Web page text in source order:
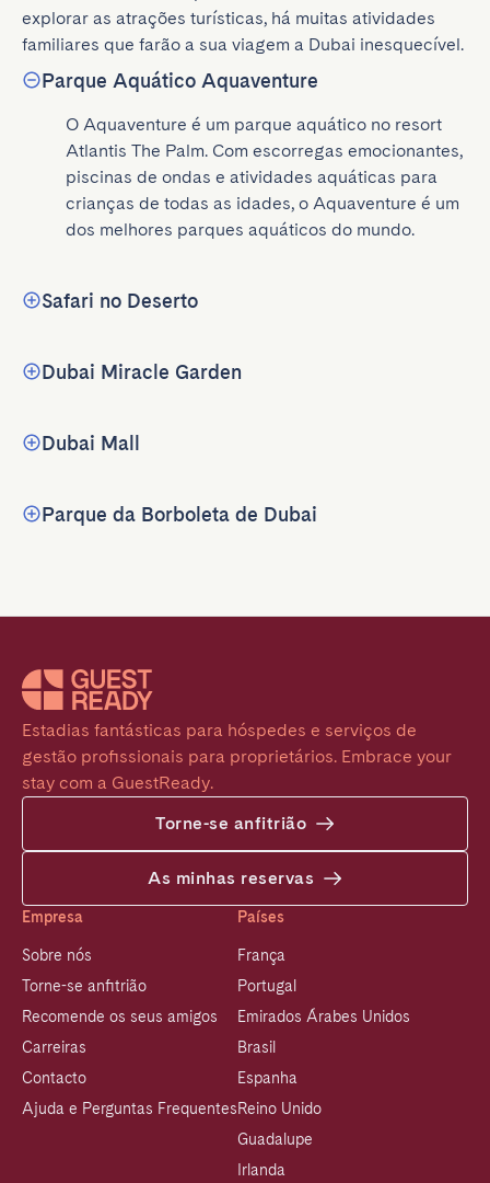
explorar as atrações turísticas, há muitas atividades
familiares que farão a sua viagem a Dubai inesquecível.
Parque Aquático Aquaventure
O Aquaventure é um parque aquático no resort
Atlantis The Palm. Com escorregas emocionantes,
piscinas de ondas e atividades aquáticas para
crianças de todas as idades, o Aquaventure é um
dos melhores parques aquáticos do mundo.
Safari no Deserto
Dubai Miracle Garden
Dubai Mall
Parque da Borboleta de Dubai
Estadias fantásticas para hóspedes e serviços de
gestão profissionais para proprietários. Embrace your
stay com a GuestReady.
Torne-se anfitrião
As minhas reservas
Empresa
Sobre nós
Torne-se anfitrião
Recomende os seus amigos
Carreiras
Contacto
Ajuda e Perguntas Frequentes
Países
França
Portugal
Emirados Árabes Unidos
Brasil
Espanha
Reino Unido
Guadalupe
Irlanda